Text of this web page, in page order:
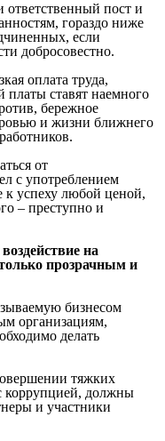
пост и
гораздо ниже
если
добросовестно.
оплата труда,
платы ставят наемного
бережное
и жизни ближнего
от
с употреблением
к успеху любой ценой,
– преступно и
на
прозрачным и
бизнесом
организациям,
делать
тяжких
коррупцией, должны
и участники